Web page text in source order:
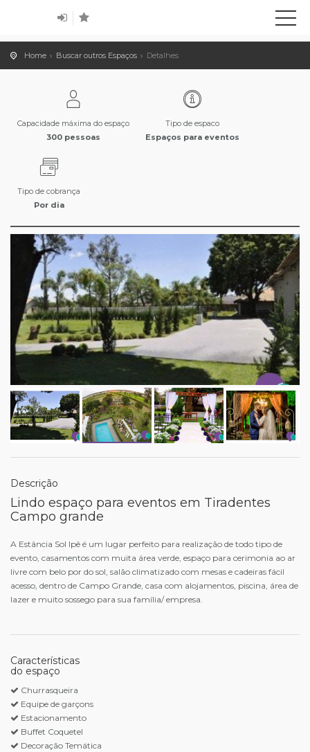
Home Buscar outros Espaços Detalhes
Capacidade máxima do espaço
300 pessoas
Tipo de espaco
Espaços para eventos
Tipo de cobrança
Por dia
Descrição
Lindo espaço para eventos em Tiradentes
Campo grande
A Estância Sol Ipê é um lugar perfeito para realização de todo tipo de
evento, casamentos com muita área verde, espaço para cerimonia ao ar
livre com belo por do sol, salão climatizado com mesas e cadeiras fácil
acesso, dentro de Campo Grande, casa com alojamentos, piscina, área de
lazer e muito sossego para sua família/ empresa.
Características
do espaço
Churrasqueira
Equipe de garçons
Estacionamento
Buffet Coquetel
Decoração Temática